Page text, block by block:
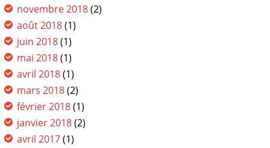
novembre 2018(2)
août 2018(1)
juin 2018(1)
mai 2018(1)
avril 2018(1)
mars 2018(2)
février 2018(1)
janvier 2018(2)
avril 2017(1)